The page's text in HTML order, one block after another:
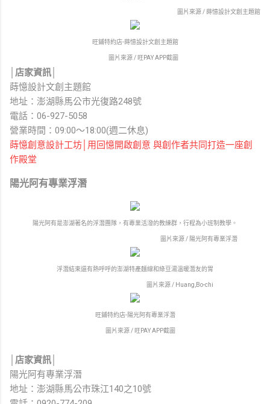
圖片來源 / 蒔憶設計文創主題館
旺鋪特約店-蒔憶設計文創主題館
圖片來源 / 旺PAY APP截圖
│店家資訊│
蒔憶設計文創主題館
地址：澎湖縣馬公市光復路248號
電話：06-927-5058
營業時間：09:00～18:00(週二休息)
蒔憶創意設計工坊│用回憶開啟創意 與創作者共同打造一座創
作殿堂
陽光阿有專業浮潛
陽光阿有是澎湖著名的浮潛團隊，有專業活潑的教練群，行程為小班制教學。
圖片來源 / 陽光阿有專業浮潛
浮潛結束還有熱呼呼的澎湖特產麵線和綠豆湯溫暖潛友的胃
圖片來源 / Huang,Bo-chi
旺鋪特約店-陽光阿有專業浮潛
圖片來源 / 旺PAY APP截圖
│店家資訊│
陽光阿有專業浮潛
地址：澎湖縣馬公市珠江140之10號